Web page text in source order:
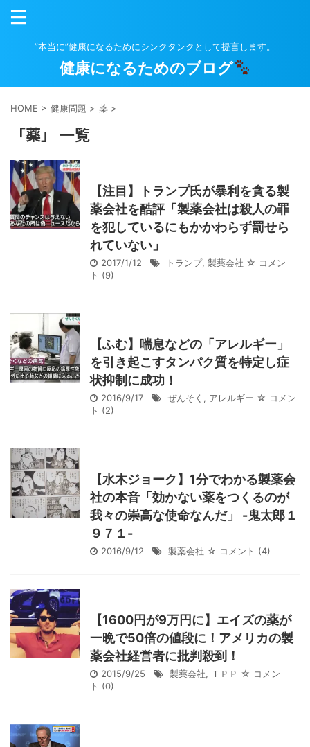
”本当に”健康になるためにシンクタンクとして提言します。
健康になるためのブログ
HOME > 健康問題 > 薬 >
「薬」 一覧
【注目】トランプ氏が暴利を貪る製
薬会社を酷評「製薬会社は殺人の罪
を犯しているにもかかわらず罰せら
れていない」
2017/1/12 トランプ, 製薬会社 ☆ コメン
ト (9)
【ふむ】喘息などの「アレルギー」
を引き起こすタンパク質を特定し症
状抑制に成功！
2016/9/17 ぜんそく , アレルギー ☆ コメン
ト (2)
【水木ジョーク】1分でわかる製薬会
社の本音「効かない薬をつくるのが
我々の崇高な使命なんだ」 -鬼太郎１
９７１-
2016/9/12 製薬会社 ☆ コメント (4)
【1600円が9万円に】エイズの薬が
一晩で50倍の値段に！アメリカの製
薬会社経営者に批判殺到！
2015/9/25 製薬会社, ＴＰＰ ☆ コメン
ト (0)